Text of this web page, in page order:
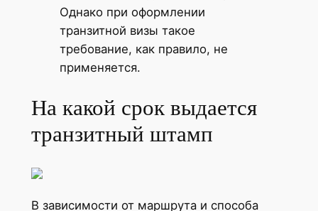
Однако при оформлении
транзитной визы такое
требование, как правило, не
применяется.
На какой срок выдается
транзитный штамп
В зависимости от маршрута и способа